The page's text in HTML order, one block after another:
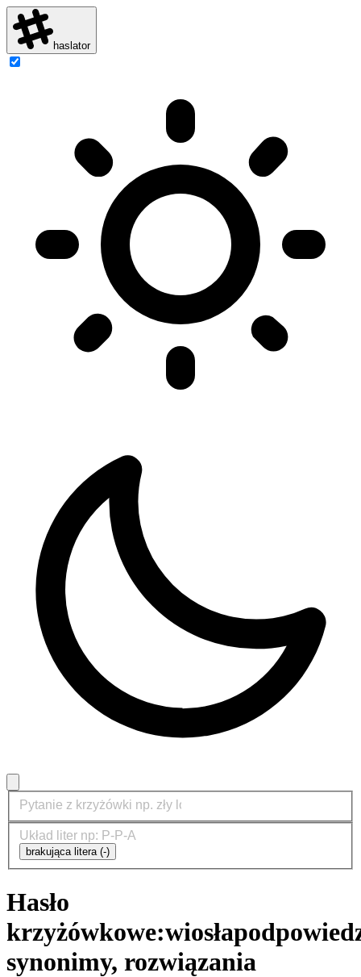
haslator
brakująca litera (-)
Hasło
krzyżówkowe:wiosła
synonimy, rozwiązania